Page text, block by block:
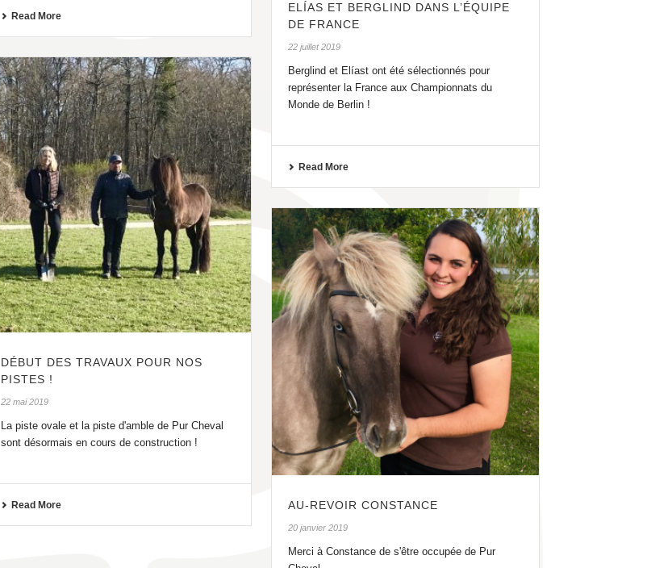
Read More
ELÍAS ET BERGLIND DANS L’ÉQUIPE
DE FRANCE
22 juillet 2019
Berglind et Elíast ont été sélectionnés pour
représenter la France aux Championnats du
Monde de Berlin !
Read More
DÉBUT DES TRAVAUX POUR NOS
PISTES !
22 mai 2019
La piste ovale et la piste d'amble de Pur Cheval
sont désormais en cours de construction !
Read More AU-REVOIR CONSTANCE
20 janvier 2019
Merci à Constance de s'être occupée de Pur